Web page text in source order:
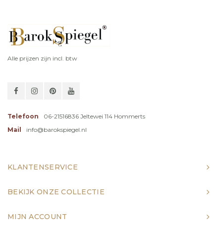
Alle prijzen zijn incl. btw
Telefoon
06-21516836 Jeltewei 114 Hommerts
Mail
info@barokspiegel.nl
KLANTENSERVICE
BEKIJK ONZE COLLECTIE
MIJN ACCOUNT